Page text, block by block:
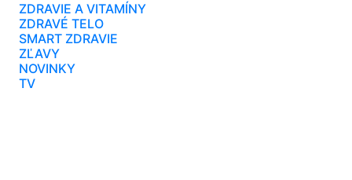
ZDRAVIE A VITAMÍNY
ZDRAVÉ TELO
SMART ZDRAVIE
ZĽAVY
NOVINKY
TV